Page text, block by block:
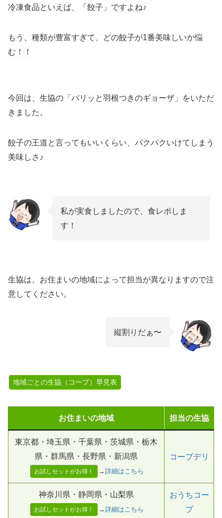
冷凍食品といえば、「餃子」ですよね♪
もう、種類が豊富すぎて、どの餃子が1番美味しいか悩
む！！
今回は、生協の「パリッと羽根つきのギョーザ」をいただ
きました。
餃子の王道と言ってもいいくらい、パクパクいけてしまう
美味しさ♪
私が実食しましたので、食レポしま
す！
生協は、お住まいの地域によって担当が異なりますので注
意してください。
縦割りだぁ〜
地域ごとの生協（コープ）早見表
お住まいの地域 担当の生協
東京都・埼玉県・千葉県・茨城県・栃木
県・群馬県・長野県・新潟県
お試しセットがお得！ →詳細はこちら
コープデリ
神奈川県・静岡県・山梨県
お試しセットがお得！ →詳細はこちら
おうちコー
プ